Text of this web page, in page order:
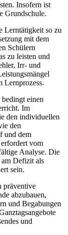
Insofern ist
Grundschule.
Lerntätigkeit so zu
mit dem
Schülern
zu leisten und
Irr- und
Lernprozess.
einen
Im
den individuellen
den
und dem
vom
Analyse. Die
Defizit als
sein.
präventive
abzubauen,
und Begabungen
und